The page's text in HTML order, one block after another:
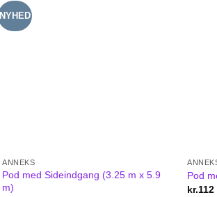
NYHED
ANNEKS
Pod med Sideindgang (3.25 m x 5.9
m)
Pod
kr.112